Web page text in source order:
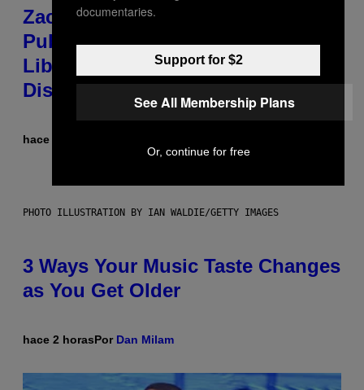
Zachary Cole Smith Wants a
Publicly Owned Music Streaming
Library Built on Spotify’s
Dismantled Bones
hace 2 horas
PHOTO ILLUSTRATION BY IAN WALDIE/GETTY IMAGES
3 Ways Your Music Taste Changes
as You Get Older
hace 2 horasPor Dan Milam
documentaries.
Support for $2
See All Membership Plans
Or, continue for free